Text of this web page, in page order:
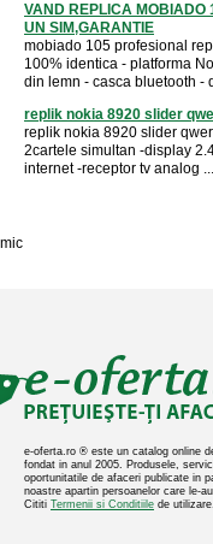
VAND REPLICA MOBIADO
UN SIM,GARANTIE
mobiado 105 profesional
100% identica - platforma
din lemn - casca bluetooth -
replik nokia 8920 slider
replik nokia 8920 slider
2cartele simultan -display
internet -receptor tv analog ...
mic
e-oferta.ro ® este un catalog online
fondat in anul 2005. Produsele,
oportunitatile de afaceri publicate in
noastre apartin persoanelor care le-
Cititi Termenii si Conditiile de utilizare.